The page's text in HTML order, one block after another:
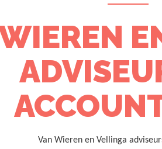
Van Wieren en Vellinga